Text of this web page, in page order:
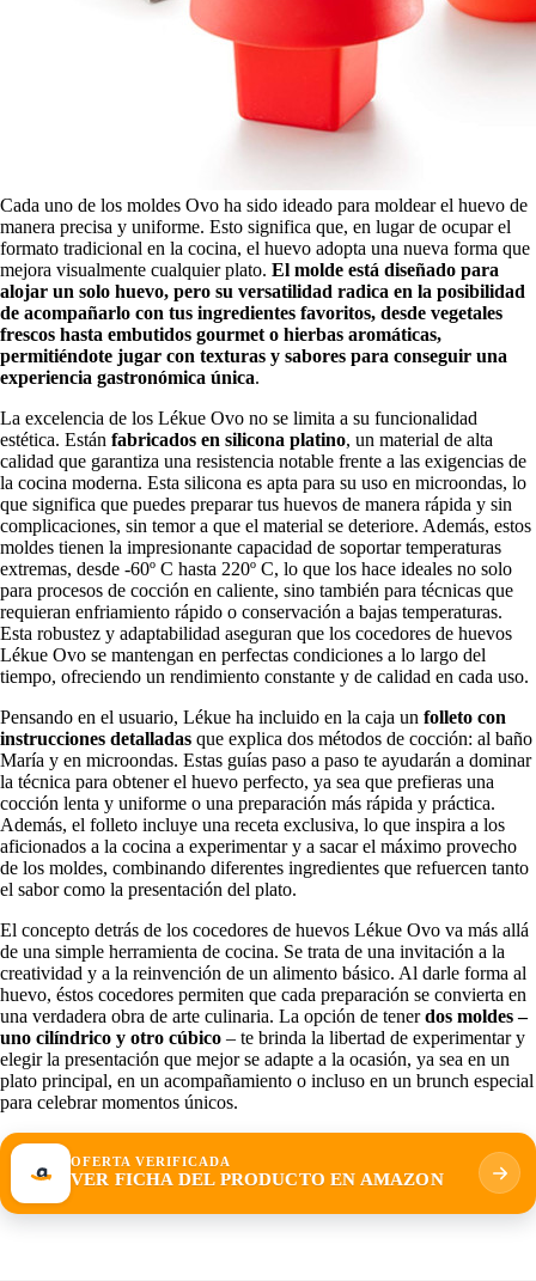
Cada uno de los moldes Ovo ha sido ideado para moldear el huevo de
manera precisa y uniforme. Esto significa que, en lugar de ocupar el
formato tradicional en la cocina, el huevo adopta una nueva forma que
mejora visualmente cualquier plato. El molde está diseñado para
alojar un solo huevo, pero su versatilidad radica en la posibilidad
de acompañarlo con tus ingredientes favoritos, desde vegetales
frescos hasta embutidos gourmet o hierbas aromáticas,
permitiéndote jugar con texturas y sabores para conseguir una
experiencia gastronómica única.
La excelencia de los Lékue Ovo no se limita a su funcionalidad
estética. Están fabricados en silicona platino, un material de alta
calidad que garantiza una resistencia notable frente a las exigencias de
la cocina moderna. Esta silicona es apta para su uso en microondas, lo
que significa que puedes preparar tus huevos de manera rápida y sin
complicaciones, sin temor a que el material se deteriore. Además, estos
moldes tienen la impresionante capacidad de soportar temperaturas
extremas, desde -60º C hasta 220º C, lo que los hace ideales no solo
para procesos de cocción en caliente, sino también para técnicas que
requieran enfriamiento rápido o conservación a bajas temperaturas.
Esta robustez y adaptabilidad aseguran que los cocedores de huevos
Lékue Ovo se mantengan en perfectas condiciones a lo largo del
tiempo, ofreciendo un rendimiento constante y de calidad en cada uso.
Pensando en el usuario, Lékue ha incluido en la caja un folleto con
instrucciones detalladas que explica dos métodos de cocción: al baño
María y en microondas. Estas guías paso a paso te ayudarán a dominar
la técnica para obtener el huevo perfecto, ya sea que prefieras una
cocción lenta y uniforme o una preparación más rápida y práctica.
Además, el folleto incluye una receta exclusiva, lo que inspira a los
aficionados a la cocina a experimentar y a sacar el máximo provecho
de los moldes, combinando diferentes ingredientes que refuercen tanto
el sabor como la presentación del plato.
El concepto detrás de los cocedores de huevos Lékue Ovo va más allá
de una simple herramienta de cocina. Se trata de una invitación a la
creatividad y a la reinvención de un alimento básico. Al darle forma al
huevo, éstos cocedores permiten que cada preparación se convierta en
una verdadera obra de arte culinaria. La opción de tenerdos moldes –
uno cilíndrico y otro cúbico – te brinda la libertad de experimentar y
elegir la presentación que mejor se adapte a la ocasión, ya sea en un
plato principal, en un acompañamiento o incluso en un brunch especial
para celebrar momentos únicos.
OFERTA VERIFICADA
VER FICHA DEL PRODUCTO EN AMAZON